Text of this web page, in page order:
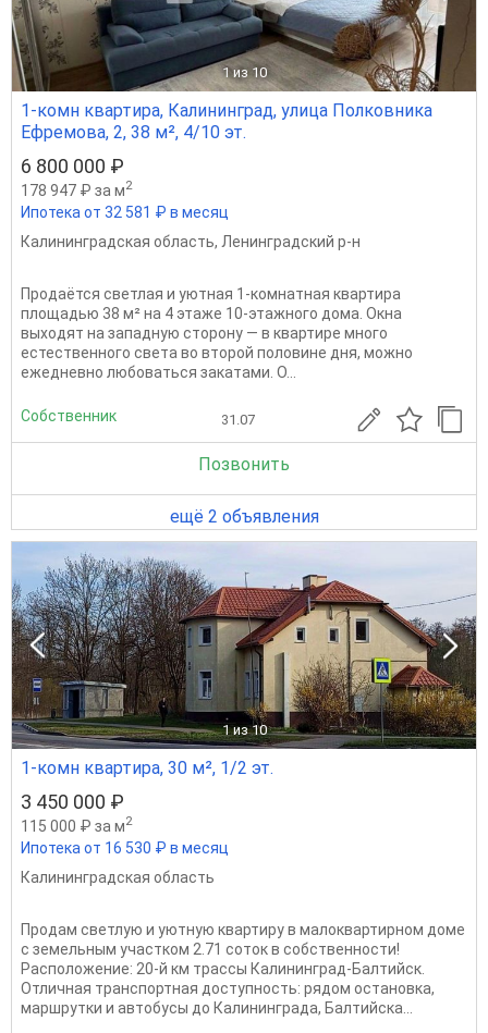
1 из 10
1-комн квартира, Калининград, улица Полковника
Ефремова, 2, 38 м², 4/10 эт.
6 800 000 ₽
178 947 ₽ за м2
Ипотека от 32 581 ₽ в месяц
Калининградская область, Ленинградский р-н
Продаётся светлая и уютная 1-комнатная квартира
площадью 38 м² на 4 этаже 10-этажного дома. Окна
выходят на западную сторону — в квартире много
естественного света во второй половине дня, можно
ежедневно любоваться закатами. О...
Собственник 31.07
Позвонить
ещё 2 объявления
1 из 10
1-комн квартира, 30 м², 1/2 эт.
3 450 000 ₽
115 000 ₽ за м2
Ипотека от 16 530 ₽ в месяц
Калининградская область
Продам светлую и уютную квартиру в малоквартирном доме
с земельным участком 2.71 соток в собственности!
Расположение: 20-й км трассы Калининград-Балтийск.
Отличная транспортная доступность: рядом остановка,
маршрутки и автобусы до Калининграда, Балтийска...